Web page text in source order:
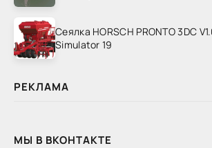
Сеялка HORSCH PRONTO 3DC
Simulator 19
РЕКЛАМА
МЫ В ВКОНТАКТЕ